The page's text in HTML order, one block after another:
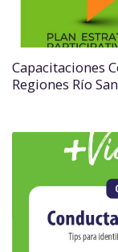
Capacitaciones
Regiones Río